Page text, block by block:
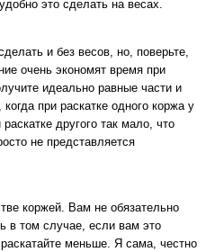
это сделать на весах.
и без весов, но, поверьте,
очень экономят время при
идеально равные части и
при раскатке одного коржа у
другого так мало, что
не представляется
коржей. Вам не обязательно
в том случае, если вам это
меньше. Я сама, честно